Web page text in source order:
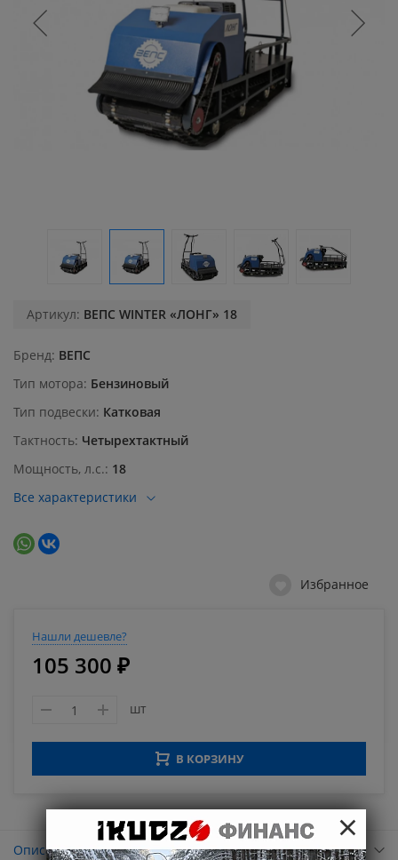
Артикул: ВЕПС WINTER «ЛОНГ» 18
Бренд ВЕПС
Тип мотора Бензиновый
Тип подвески Катковая
Тактность Четырехтактный
Мощность, л.с. 18
Все характеристики
Избранное
Нашли дешевле?
105 300 ₽
шт
В КОРЗИНУ
Описание ×